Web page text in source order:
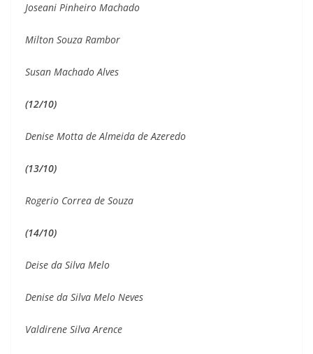
Joseani Pinheiro Machado
Milton Souza Rambor
Susan Machado Alves
(12/10)
Denise Motta de Almeida de Azeredo
(13/10)
Rogerio Correa de Souza
(14/10)
Deise da Silva Melo
Denise da Silva Melo Neves
Valdirene Silva Arence